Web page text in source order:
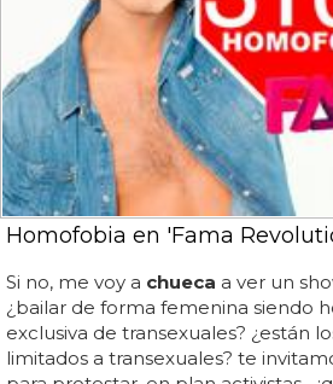
Homofobia en 'Fama
Si no, me voy a chueca a ver un
¿bailar de forma femenina siendo
exclusiva de transexuales? ¿están
limitados a transexuales? te